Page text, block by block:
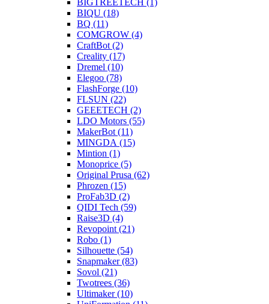
BIGTREETECH (1)
BIQU (18)
BQ (11)
COMGROW (4)
CraftBot (2)
Creality (17)
Dremel (10)
Elegoo (78)
FlashForge (10)
FLSUN (22)
GEEETECH (2)
LDO Motors (55)
MakerBot (11)
MINGDA (15)
Mintion (1)
Monoprice (5)
Original Prusa (62)
Phrozen (15)
ProFab3D (2)
QIDI Tech (59)
Raise3D (4)
Revopoint (21)
Robo (1)
Silhouette (54)
Snapmaker (83)
Sovol (21)
Twotrees (36)
Ultimaker (10)